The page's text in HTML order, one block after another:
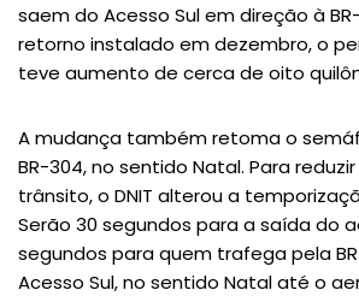
saem do Acesso Sul em direção à
retorno instalado em dezembro, o
teve aumento de cerca de oito
A mudança também retoma o
BR-304, no sentido Natal. Para
trânsito, o DNIT alterou a
Serão 30 segundos para a saída do
segundos para quem trafega pela
Acesso Sul, no sentido Natal até o